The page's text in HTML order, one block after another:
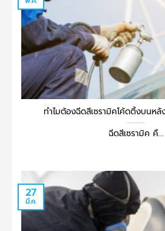
ทำไมต้องฉีดสีเซรามิคโค้ดติ้งบนหลั
ฉีดสีเซรามิค คื...
27
มี.ค.